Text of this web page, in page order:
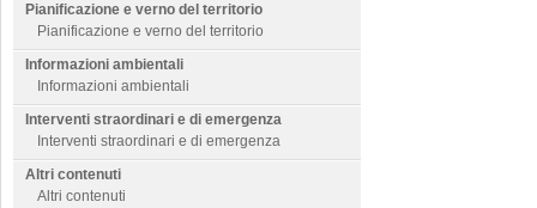
Pianificazione e verno del territorio
Pianificazione e verno del territorio
Informazioni ambientali
Informazioni ambientali
Interventi straordinari e di emergenza
Interventi straordinari e di emergenza
Altri contenuti
Altri contenuti